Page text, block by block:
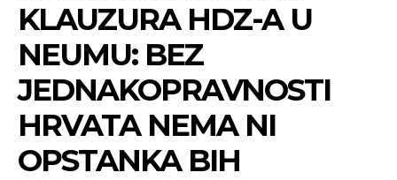
KLAUZURA HDZ-A U
NEUMU: BEZ
JEDNAKOPRAVNOSTI
HRVATA NEMA NI
OPSTANKA BIH